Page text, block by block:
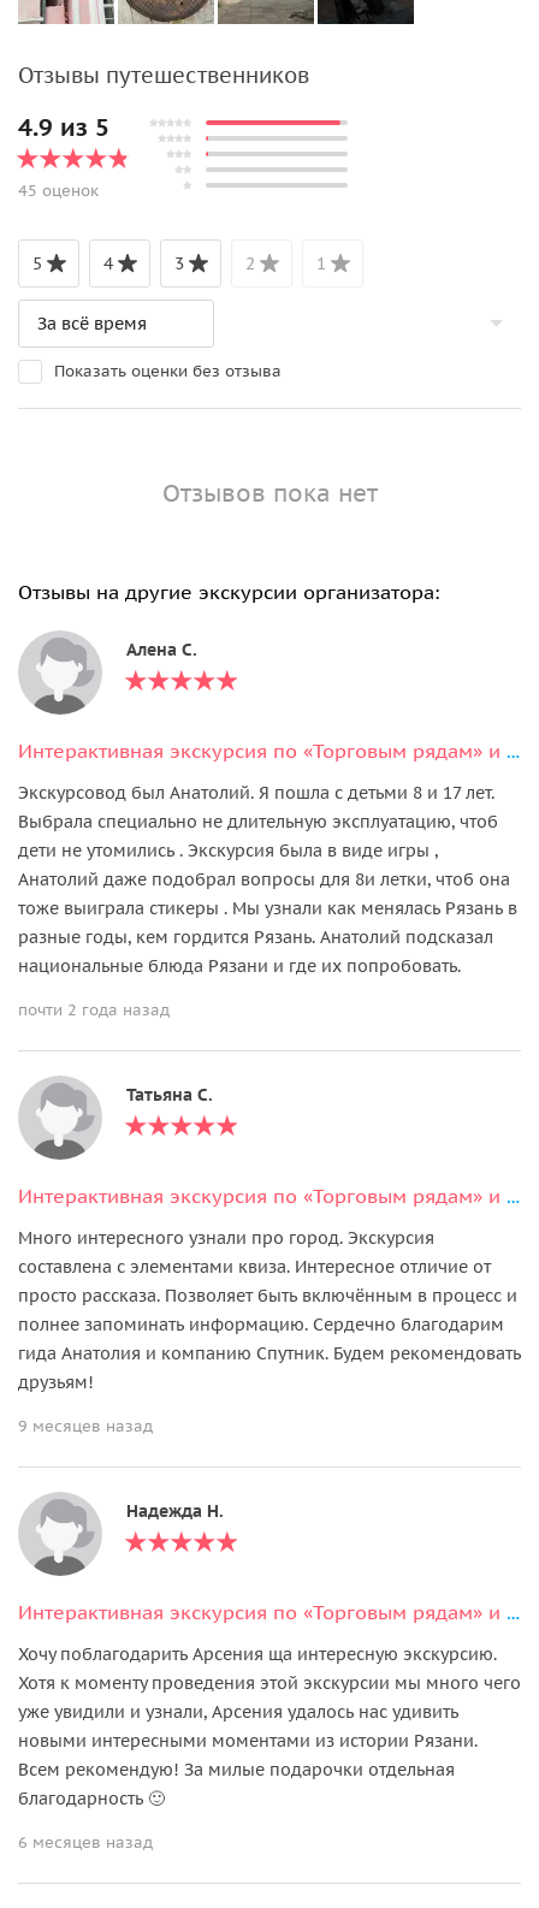
Отзывы путешественников
4.9 из 5
45 оценок
5 4 3 2 1
Показать оценки без отзыва
Отзывов пока нет
Отзывы на другие экскурсии организатора:
Алена С.
Интерактивная экскурсия по «Торговым рядам» и Хлебной площади
Экскурсовод был Анатолий. Я пошла с детьми 8 и 17 лет.
Выбрала специально не длительную эксплуатацию, чтоб
дети не утомились . Экскурсия была в виде игры ,
Анатолий даже подобрал вопросы для 8и летки, чтоб она
тоже выиграла стикеры . Мы узнали как менялась Рязань в
разные годы, кем гордится Рязань. Анатолий подсказал
национальные блюда Рязани и где их попробовать.
почти 2 года назад
Татьяна С.
Интерактивная экскурсия по «Торговым рядам» и Хлебной площади
Много интересного узнали про город. Экскурсия
составлена с элементами квиза. Интересное отличие от
просто рассказа. Позволяет быть включённым в процесс и
полнее запоминать информацию. Сердечно благодарим
гида Анатолия и компанию Спутник. Будем рекомендовать
друзьям!
9 месяцев назад
Надежда Н.
Интерактивная экскурсия по «Торговым рядам» и Хлебной площади
Хочу поблагодарить Арсения ща интересную экскурсию.
Хотя к моменту проведения этой экскурсии мы много чего
уже увидили и узнали, Арсения удалось нас удивить
новыми интересными моментами из истории Рязани.
Всем рекомендую! За милые подарочки отдельная
благодарность 🙂
6 месяцев назад